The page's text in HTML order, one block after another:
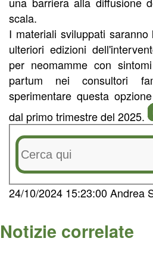
scala.
I materiali sviluppati
ulteriori edizioni
per neomamme con
partum nei consultori
sperimentare questa
dal primo trimestre del 2025.
24/10/2024 15:23:00 Andrea
Notizie correlate